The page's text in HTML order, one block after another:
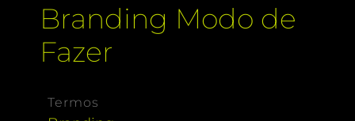
Branding Modo de
Fazer
Termos